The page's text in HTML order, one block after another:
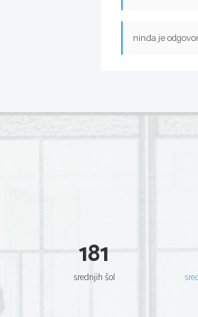
ninđa je
181
srednjih šol